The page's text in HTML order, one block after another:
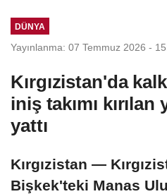
iddia edildi
DÜNYA
Yayınlanma: 07 Temmuz 2026 -
Kırgızistan'da
iniş takımı
yattı
Kırgızistan —
Bişkek'teki Manas